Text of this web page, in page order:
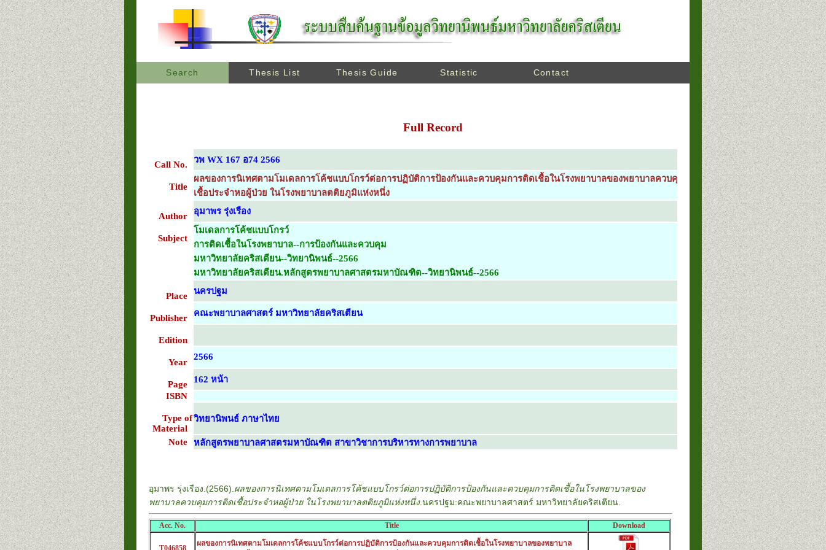
Search Thesis List Thesis Guide Statistic Contact
Full Record
Call No. วพ WX 167 อ74 2566
Title
ผลของการนิเทศตามโมเดลการโค้ชแบบโกรว์ต่อการปฏิบัติการป้องกันและควบคุมการติดเชื้อในโรงพยาบาลของพยาบาลควบคุมการติด
เชื้อประจำหอผู้ป่วย ในโรงพยาบาลตติยภูมิแห่งหนึ่ง
Author อุมาพร รุ่งเรือง
Subject
โมเดลการโค้ชแบบโกรว์
การติดเชื้อในโรงพยาบาล--การป้องกันและควบคุม
มหาวิทยาลัยคริสเตียน--วิทยานิพนธ์--2566
มหาวิทยาลัยคริสเตียน.หลักสูตรพยาบาลศาสตรมหาบัณฑิต--วิทยานิพนธ์--2566
Place นครปฐม
Publisher คณะพยาบาลศาสตร์ มหาวิทยาลัยคริสเตียน
Edition
Year
2566
Page
162 หน้า
ISBN
Type of
Material
วิทยานิพนธ์ ภาษาไทย
Note หลักสูตรพยาบาลศาสตรมหาบัณฑิต สาขาวิชาการบริหารทางการพยาบาล
อุมาพร รุ่งเรือง.(2566). ผลของการนิเทศตามโมเดลการโค้ชแบบโกรว์ต่อการปฏิบัติการป้องกันและควบคุมการติดเชื้อในโรงพยาบาลของ
พยาบาลควบคุมการติดเชื้อประจำหอผู้ป่วย ในโรงพยาบาลตติยภูมิแห่งหนึ่ง.นครปฐม:คณะพยาบาลศาสตร์ มหาวิทยาลัยคริสเตียน.
Acc. No. Title Download
T046858
ผลของการนิเทศตามโมเดลการโค้ชแบบโกรว์ต่อการปฏิบัติการป้องกันและควบคุมการติดเชื้อในโรงพยาบาลของพยาบาล